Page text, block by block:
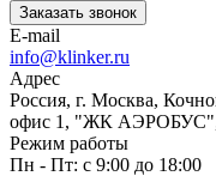
Заказать звонок
E-mail
info@klinker.ru
Адрес
Россия, г. Москва,
офис 1, "ЖК АЭРОБУС",
Режим работы
Пн - Пт: с 9:00 до 18:00